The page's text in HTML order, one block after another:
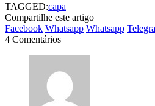
TAGGED:capa
Compartilhe este artigo
Facebook Whatsapp Whatsapp
4 Comentários